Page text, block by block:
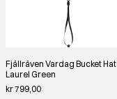
Fjällräven Vardag Bucket Hat
Laurel Green
kr 799,00